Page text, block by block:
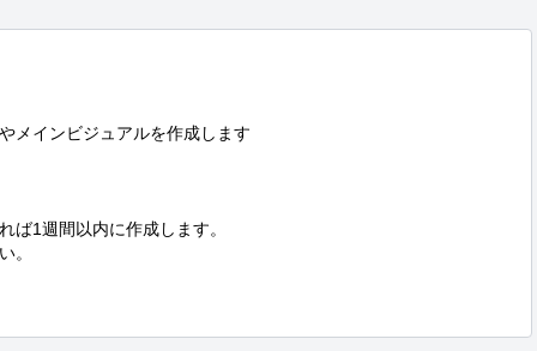
メインビジュアルを作成します
ば1週間以内に作成します。
。